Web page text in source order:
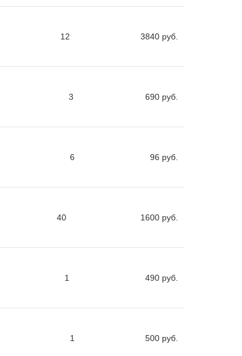
12 3840руб.
3 690 руб.
6 96 руб.
40 1600 руб.
1 490руб.
1 500руб.